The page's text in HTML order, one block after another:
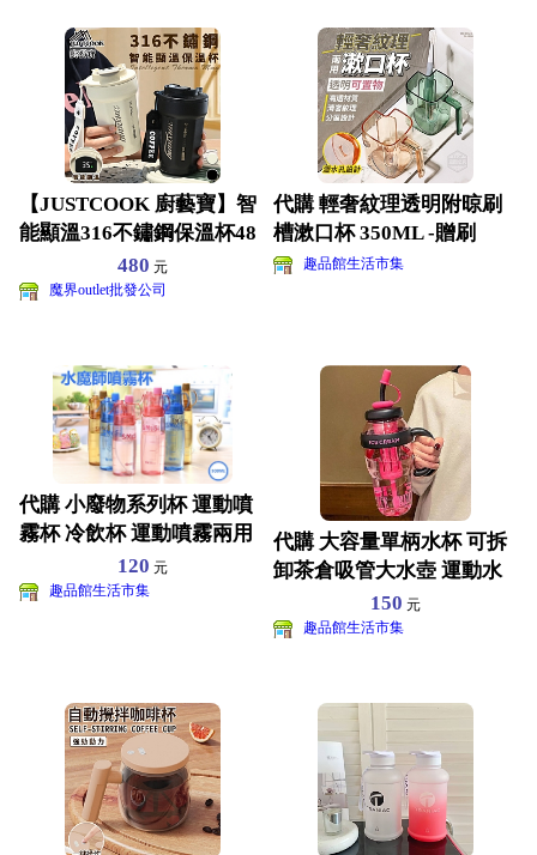
【JUSTCOOK 廚藝寶】智
能顯溫316不鏽鋼保溫杯48
480 元
魔界outlet批發公司
代購 輕奢紋理透明附晾刷
槽漱口杯 350ML -贈刷
趣品館生活市集
代購 小廢物系列杯 運動噴
霧杯 冷飲杯 運動噴霧兩用
噴霧瓶水杯 500
120 元
趣品館生活市集
代購 大容量單柄水杯 可拆
卸茶倉吸管大水壺 運動水
壺 1300ml -150 元
趣品館生活市集